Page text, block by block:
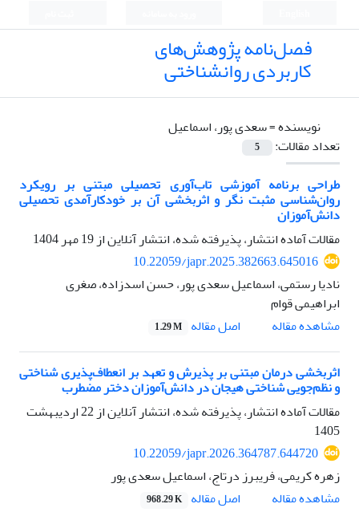
فصل‌نامه پژوهش‌های
کاربردی روانشناختی
نویسنده =سعدی پور، اسماعیل
تعداد مقالات:
5
طراحی برنامه آموزشی تاب‌آوری تحصیلی مبتنی بر رویکرد
روان‌شناسی مثبت نگر و اثربخشی آن بر خودکارآمدی تحصیلی
دانش‌آموزان
مقالات آماده انتشار، پذیرفته شده، انتشار آنلاین از19 مهر 1404
10.22059/japr.2025.382663.645016
نادیا رستمی، اسماعیل سعدی پور، حسن اسدزاده، صغری
ابراهیمی قوام
مشاهده مقاله
اصل مقاله 1.29 M
اثربخشی درمان مبتنی بر پذیرش و تعهد بر انعطاف‌پذیری شناختی
و نظم‌جویی شناختی هیجان در دانش‌آموزان دختر مضطرب
مقالات آماده انتشار، پذیرفته شده، انتشار آنلاین از
22 اردیبهشت
1405
10.22059/japr.2026.364787.644720
زهره کریمی، فریبرز درتاج، اسماعیل سعدی پور
مشاهده مقاله
اصل مقاله 968.29 K